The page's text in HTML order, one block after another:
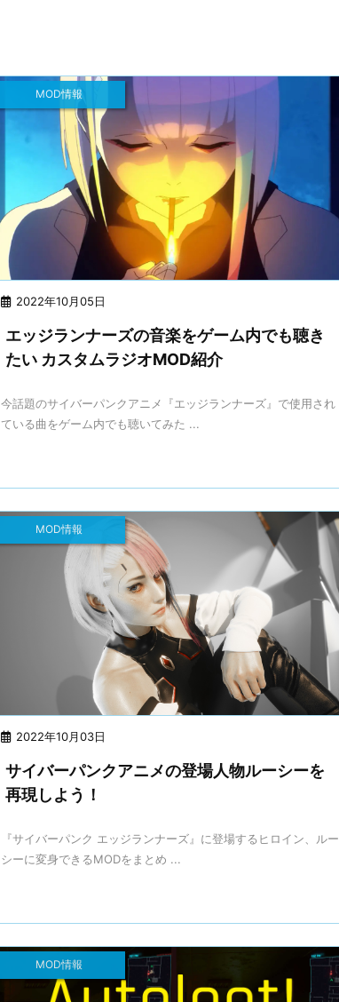
2022年10月05日
MOD情報
エッジランナーズの音楽をゲーム内でも聴き
たい カスタムラジオMOD紹介
今話題のサイバーパンクアニメ『エッジランナーズ』で使用され
ている曲をゲーム内でも聴いてみた ...
2022年10月03日
MOD情報
サイバーパンクアニメの登場人物ルーシーを
再現しよう！
『サイバーパンク エッジランナーズ』に登場するヒロイン、ルー
シーに変身できるMODをまとめ ...
MOD情報